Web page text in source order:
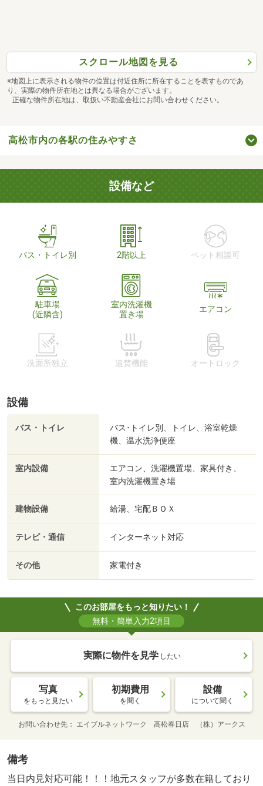
スクロール地図を見る
※地図上に表示される物件の位置は付近住所に所在することを表すものであ
り、実際の物件所在地とは異なる場合がございます。
正確な物件所在地は、取扱い不動産会社にお問い合わせください。
高松市内の各駅の住みやすさ
設備など
バス・トイレ別 2階以上 ペット相談可
駐車場
(近隣含)
室内洗濯機
置き場
エアコン
洗面所独立 追焚機能 オートロック
設備
バス・トイレ
バス･トイレ別、トイレ、浴室乾燥
機、温水洗浄便座
室内設備
エアコン、洗濯機置場、家具付き、
室内洗濯機置き場
建物設備 給湯、宅配ＢＯＸ
テレビ・通信 インターネット対応
その他 家電付き
このお部屋をもっと知りたい！
無料・簡単入力2項目
実際に物件を見学 したい
写真
をもっと見たい
初期費用
を聞く
設備
について聞く
お問い合わせ先 エイブルネットワーク 高松春日店 （株）アークス
備考
当日内見対応可能！！！地元スタッフが多数在籍しており